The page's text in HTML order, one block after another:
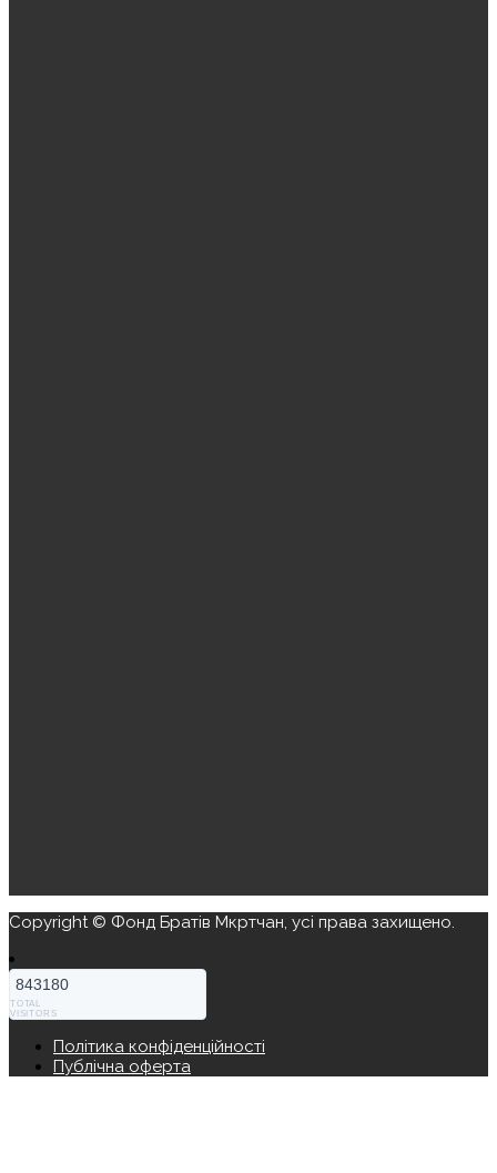
Copyright © Фонд Братів Мкртчан, усі права захищено.
843180
TOTAL
VISITORS
Політика конфіденційності
Публічна оферта